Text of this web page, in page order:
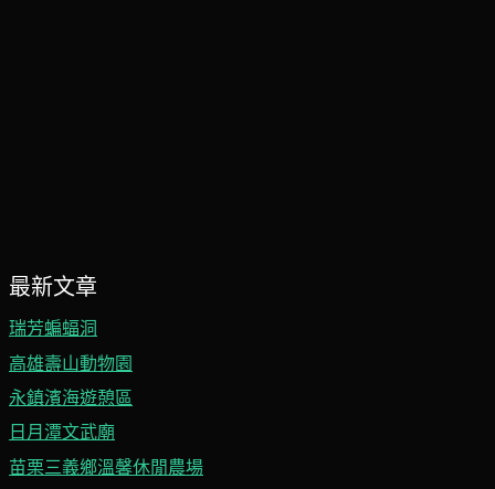
最新文章
瑞芳蝙蝠洞
高雄壽山動物園
永鎮濱海遊憩區
日月潭文武廟
苗栗三義鄉溫馨休閒農場